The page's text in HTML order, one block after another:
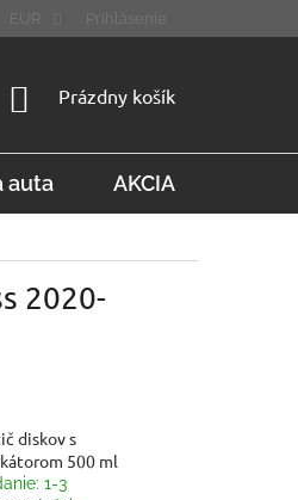
Prihlásenie
NÁKUPNÝ
Prázdny košík
auta AKCIA
2020-
diskov s
500 ml
1-3